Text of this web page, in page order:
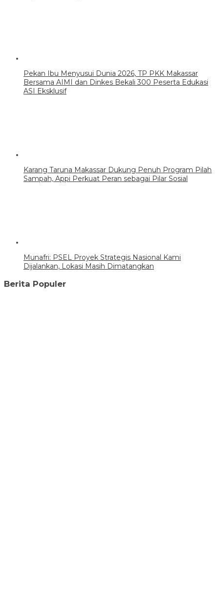
Pekan Ibu Menyusui Dunia 2026, TP PKK Makassar
Bersama AIMI dan Dinkes Bekali 300 Peserta Edukasi
ASI Eksklusif
Karang Taruna Makassar Dukung Penuh Program Pilah
Sampah, Appi Perkuat Peran sebagai Pilar Sosial
Munafri: PSEL Proyek Strategis Nasional Kami
Dijalankan, Lokasi Masih Dimatangkan
Berita Populer